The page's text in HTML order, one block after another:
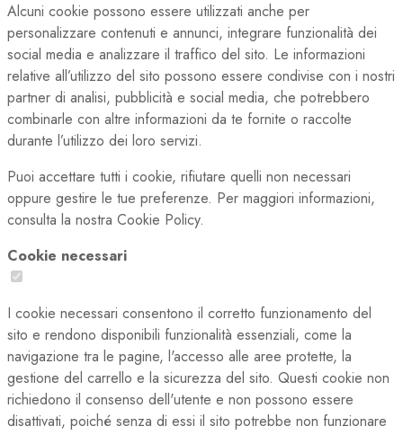
Alcuni cookie possono essere utilizzati anche per
personalizzare contenuti e annunci, integrare funzionalità dei
social media e analizzare il traffico del sito. Le informazioni
relative all’utilizzo del sito possono essere condivise con i nostri
partner di analisi, pubblicità e social media, che potrebbero
combinarle con altre informazioni da te fornite o raccolte
durante l’utilizzo dei loro servizi.
Puoi accettare tutti i cookie, rifiutare quelli non necessari
oppure gestire le tue preferenze. Per maggiori informazioni,
consulta la nostra Cookie Policy.
Cookie necessari
I cookie necessari consentono il corretto funzionamento del
sito e rendono disponibili funzionalità essenziali, come la
navigazione tra le pagine, l'accesso alle aree protette, la
gestione del carrello e la sicurezza del sito. Questi cookie non
richiedono il consenso dell'utente e non possono essere
disattivati, poiché senza di essi il sito potrebbe non funzionare